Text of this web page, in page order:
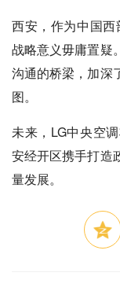
西安，作为中国
战略意义毋庸置疑
沟通的桥梁，加深
图。
未来，LG中央空
安经开区携手打造
量发展。